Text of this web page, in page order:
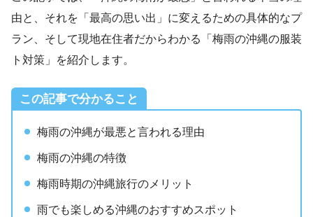
由と、それを「最高の思い出」に変えるための具体的なプ
ラン、そして現地在住者だからわかる「梅雨の沖縄の服装
ト対策」を紹介します。
この記事で分かること
梅雨の沖縄が最悪と言われる理由
梅雨の沖縄の特徴
梅雨時期の沖縄旅行のメリット
雨でも楽しめる沖縄のおすすめスポット